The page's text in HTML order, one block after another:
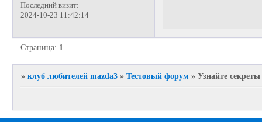
Последний визит:
2024-10-23 11:42:14
Страница: 1
»клуб любителей mazda3 »Тестовый форум »Узнайте